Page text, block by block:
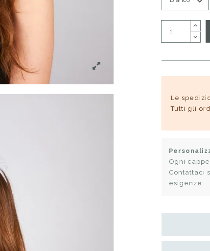
Le
Tutti gli
Ogni
Contattaci
esigenze.